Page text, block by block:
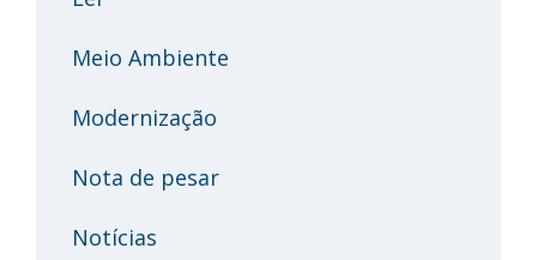
Meio Ambiente
Modernização
Nota de pesar
Notícias